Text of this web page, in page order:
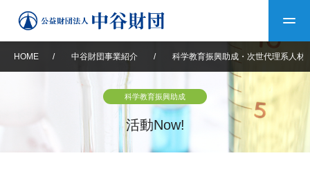
中谷財団について
HOME / 中谷財団事業紹介 / 科学教育振興助成・次世代理系人材
科学教育振興助成
活動Now!